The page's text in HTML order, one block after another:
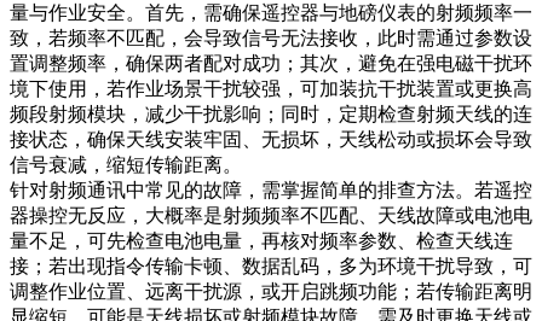
量与作业安全。首先，需确保遥控器与地磅仪表的射频频率一
致，若频率不匹配，会导致信号无法接收，此时需通过参数设
置调整频率，确保两者配对成功；其次，避免在强电磁干扰环
境下使用，若作业场景干扰较强，可加装抗干扰装置或更换高
频段射频模块，减少干扰影响；同时，定期检查射频天线的连
接状态，确保天线安装牢固、无损坏，天线松动或损坏会导致
信号衰减，缩短传输距离。
针对射频通讯中常见的故障，需掌握简单的排查方法。若遥控
器操控无反应，大概率是射频频率不匹配、天线故障或电池电
量不足，可先检查电池电量，再核对频率参数、检查天线连
接；若出现指令传输卡顿、数据乱码，多为环境干扰导致，可
调整作业位置、远离干扰源，或开启跳频功能；若传输距离明
显缩短，可能是天线损坏或射频模块故障，需及时更换天线或